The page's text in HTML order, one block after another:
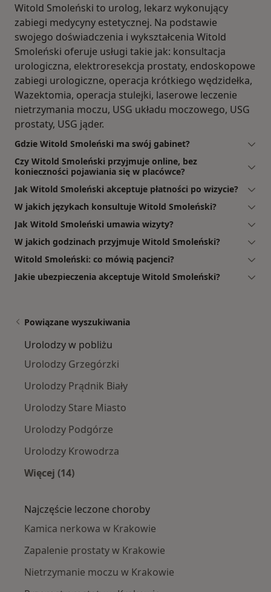
Witold Smoleński to urolog, lekarz wykonujący
zabiegi medycyny estetycznej. Na podstawie
swojego doświadczenia i wykształcenia Witold
Smoleński oferuje usługi takie jak: konsultacja
urologiczna, elektroresekcja prostaty, endoskopowe
zabiegi urologiczne, operacja krótkiego wędzidełka,
Wazektomia, operacja stulejki, laserowe leczenie
nietrzymania moczu, USG układu moczowego, USG
prostaty, USG jąder.
Gdzie Witold Smoleński ma swój gabinet?
Czy Witold Smoleński przyjmuje online, bez
konieczności pojawiania się w placówce?
Jak Witold Smoleński akceptuje płatności po wizycie?
W jakich językach konsultuje Witold Smoleński?
Jak Witold Smoleński umawia wizyty?
W jakich godzinach przyjmuje Witold Smoleński?
Witold Smoleński: co mówią pacjenci?
Jakie ubezpieczenia akceptuje Witold Smoleński?
Powiązane wyszukiwania
Urolodzy w pobliżu
Urolodzy Grzegórzki
Urolodzy Prądnik Biały
Urolodzy Stare Miasto
Urolodzy Podgórze
Urolodzy Krowodrza
Więcej (14)
Najczęście leczone choroby
Kamica nerkowa w Krakowie
Zapalenie prostaty w Krakowie
Nietrzymanie moczu w Krakowie